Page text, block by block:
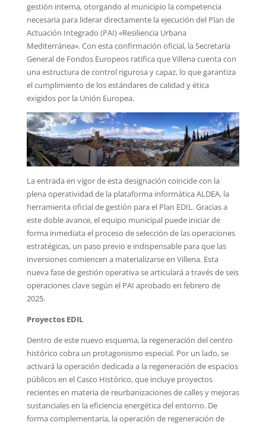
gestión interna, otorgando al municipio la competencia
necesaria para liderar directamente la ejecución del Plan de
Actuación Integrado (PAI) «Resiliencia Urbana
Mediterránea». Con esta confirmación oficial, la Secretaría
General de Fondos Europeos ratifica que Villena cuenta con
una estructura de control rigurosa y capaz, lo que garantiza
el cumplimiento de los estándares de calidad y ética
exigidos por la Unión Europea.
La entrada en vigor de esta designación coincide con la
plena operatividad de la plataforma informática ALDEA, la
herramienta oficial de gestión para el Plan EDIL. Gracias a
este doble avance, el equipo municipal puede iniciar de
forma inmediata el proceso de selección de las operaciones
estratégicas, un paso previo e indispensable para que las
inversiones comiencen a materializarse en Villena. Esta
nueva fase de gestión operativa se articulará a través de seis
operaciones clave según el PAI aprobado en febrero de
2025.
Proyectos EDIL
Dentro de este nuevo esquema, la regeneración del centro
histórico cobra un protagonismo especial. Por un lado, se
activará la operación dedicada a la regeneración de espacios
públicos en el Casco Histórico, que incluye proyectos
recientes en materia de reurbanizaciones de calles y mejoras
sustanciales en la eficiencia energética del entorno. De
forma complementaria, la operación de regeneración de